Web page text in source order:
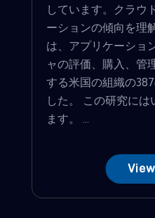
しています。クラウ
ーションの傾向を理
は、アプリケーショ
ャの評価、購入、管
する米国の組織の
した。 この研究には
ます。 ...